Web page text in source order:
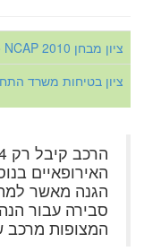
ציון מבחן Euro NCAP 2010
ציון בטיחות משרד
האירופאיים
הגנה מאשר
סבירה עבור
המצופות מרכב